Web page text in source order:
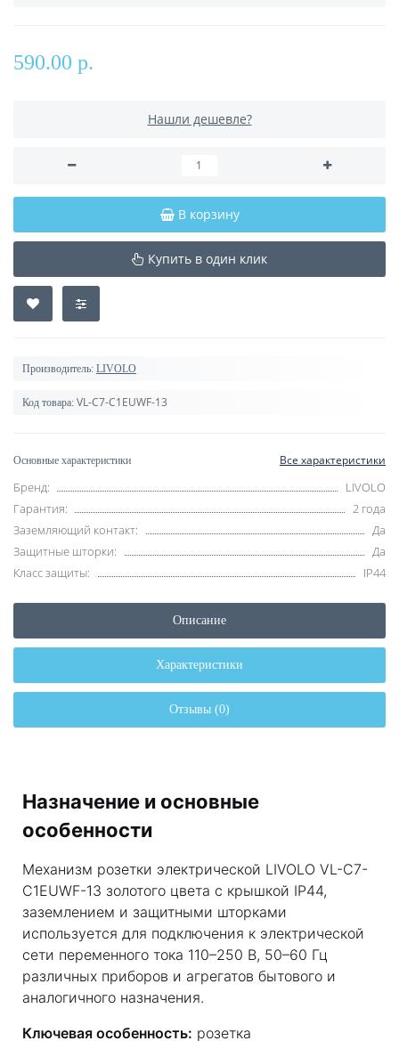
590.00 р.
Нашли дешевле?
В корзину
Купить в один клик
Производитель: LIVOLO
Код товара: VL-C7-C1EUWF-13
Основные характеристики Все характеристики
Бренд:
LIVOLO
Гарантия:
2 года
Заземляющий контакт:
Да
Защитные шторки:
Да
Класс защиты:
IP44
Описание
Характеристики
Отзывы (0)
Назначение и основные
особенности
Механизм розетки электрической LIVOLO VL-C7-
C1EUWF-13 золотого цвета с крышкой IP44,
заземлением и защитными шторками
используется для подключения к электрической
сети переменного тока 110–250 В, 50–60 Гц
различных приборов и агрегатов бытового и
аналогичного назначения.
Ключевая особенность: розетка